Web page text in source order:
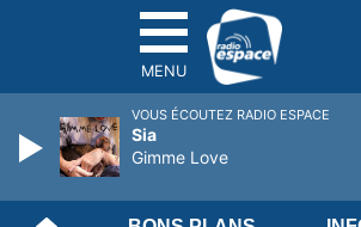
MENU
VOUS ÉCOUTEZ RADIO ESPACE
Sia
Gimme Love